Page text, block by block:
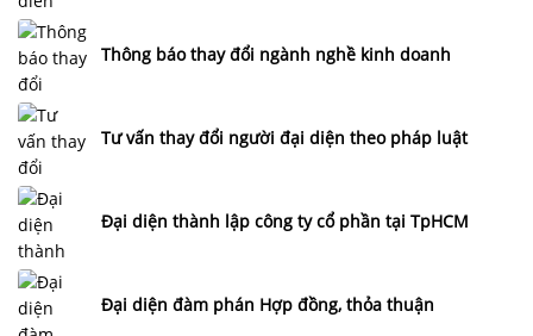
Thông báo thay đổi ngành nghề kinh doanh
Tư vấn thay đổi người đại diện theo pháp luật
Đại diện thành lập công ty cổ phần tại TpHCM
Đại diện đàm phán Hợp đồng, thỏa thuận